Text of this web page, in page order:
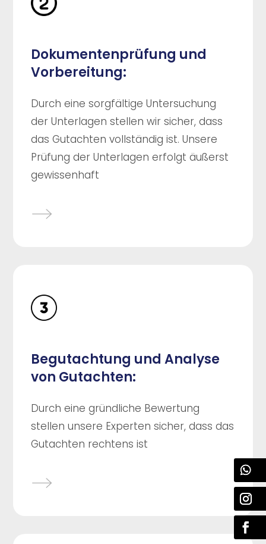
Dokumentenprüfung und
Vorbereitung:
Durch eine sorgfältige Untersuchung
der Unterlagen stellen wir sicher, dass
das Gutachten vollständig ist. Unsere
Prüfung der Unterlagen erfolgt äußerst
gewissenhaft
Begutachtung und Analyse
von Gutachten:
Durch eine gründliche Bewertung
stellen unsere Experten sicher, dass das
Gutachten rechtens ist